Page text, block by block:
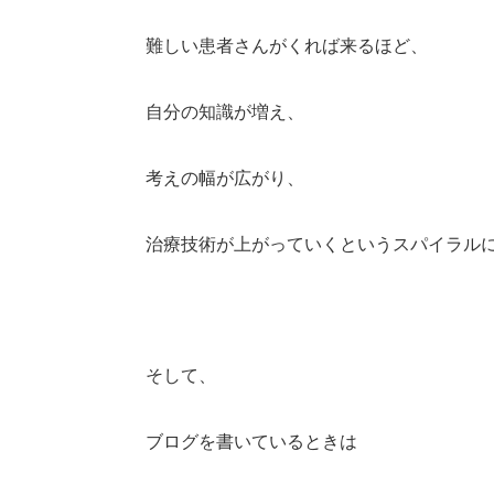
難しい患者さんがくれば来るほど、
自分の知識が増え、
考えの幅が広がり、
治療技術が上がっていくというスパイラル
そして、
ブログを書いているときは